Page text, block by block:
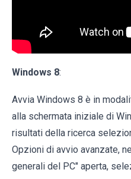
Windows 8:
Avvia Windows 8 è in
alla schermata iniziale di
risultati della ricerca
Opzioni di avvio avanzate,
generali del PC" aperta,